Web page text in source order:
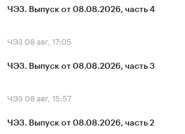
ЧЭЗ. Выпуск от 08.08.2026, часть 4
ЧЭЗ 08 авг, 17:05
ЧЭЗ. Выпуск от 08.08.2026, часть 3
ЧЭЗ 08 авг, 15:57
ЧЭЗ. Выпуск от 08.08.2026, часть 2